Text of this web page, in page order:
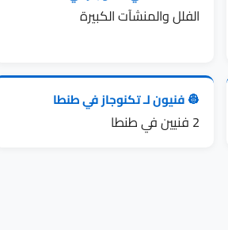
الفلل والمنشآت الكبيرة
👷 فنيون لـ تكنوجاز في طنطا
2 فنيين في طنطا